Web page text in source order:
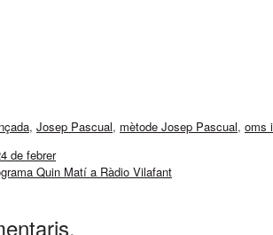
, Josep Pascual, mètode Josep Pascual, oms
de febrer
Quin Matí a Ràdio Vilafant